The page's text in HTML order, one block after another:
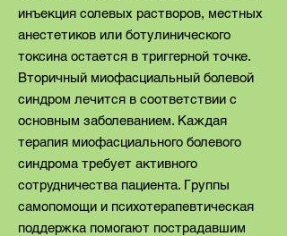
инъекция солевых растворов, местных
анестетиков или ботулинического
токсина остается в триггерной точке.
Вторичный миофасциальный болевой
синдром лечится в соответствии с
основным заболеванием. Каждая
терапия миофасциального болевого
синдрома требует активного
сотрудничества пациента. Группы
самопомощи и психотерапевтическая
поддержка помогают пострадавшим